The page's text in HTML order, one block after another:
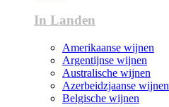
In Landen
Amerikaanse wijnen
Argentijnse wijnen
Australische wijnen
Azerbeidzjaanse wijnen
Belgische wijnen